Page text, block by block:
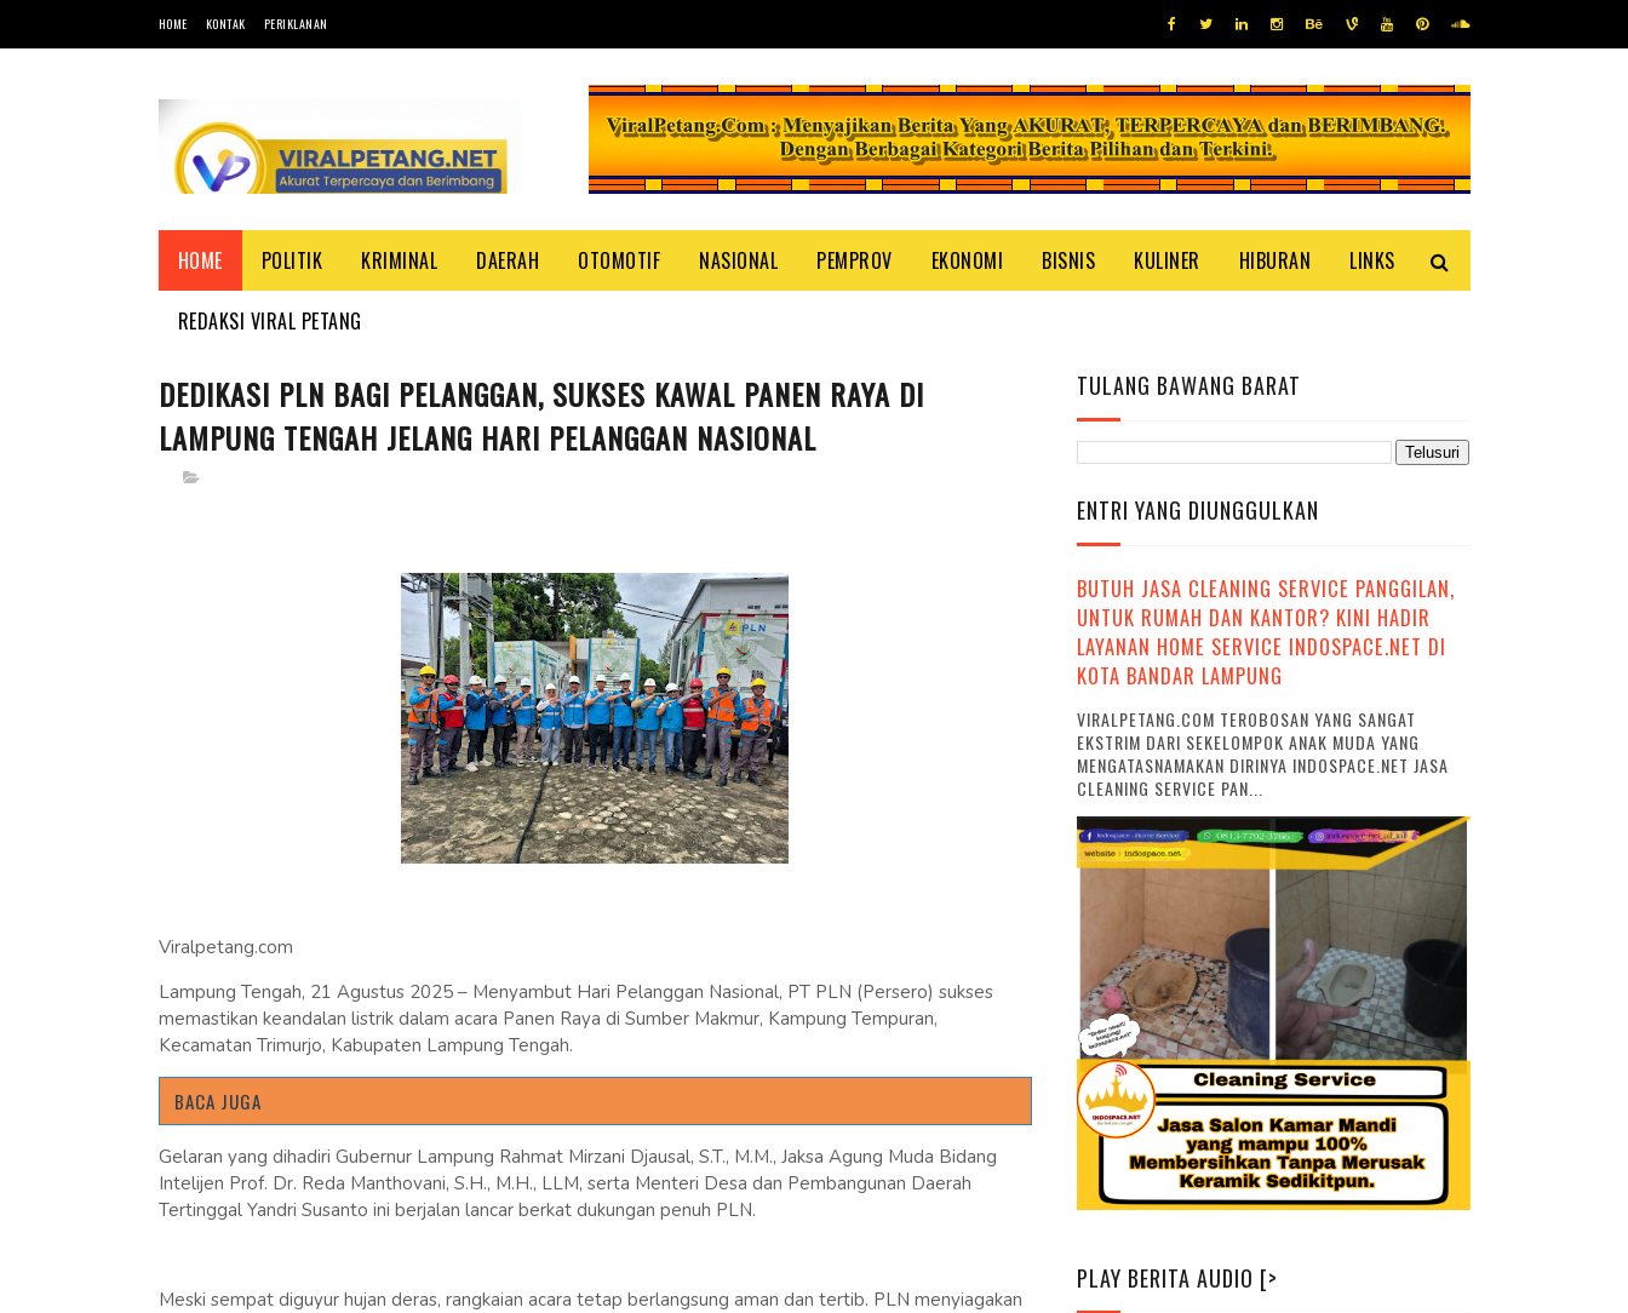
HOME KONTAK PERIKLANAN
HOME POLITIK KRIMINAL DAERAH OTOMOTIF NASIONAL PEMPROV EKONOMI BISNIS KULINER HIBURAN LINKS
REDAKSI VIRAL PETANG
DEDIKASI PLN BAGI PELANGGAN, SUKSES KAWAL PANEN RAYA DI
LAMPUNG TENGAH JELANG HARI PELANGGAN NASIONAL
Viralpetang.com
Lampung Tengah, 21 Agustus 2025 – Menyambut Hari Pelanggan Nasional, PT PLN (Persero) sukses
memastikan keandalan listrik dalam acara Panen Raya di Sumber Makmur, Kampung Tempuran,
Kecamatan Trimurjo, Kabupaten Lampung Tengah.
BACA JUGA
Gelaran yang dihadiri Gubernur Lampung Rahmat Mirzani Djausal, S.T., M.M., Jaksa Agung Muda Bidang
Intelijen Prof. Dr. Reda Manthovani, S.H., M.H., LLM, serta Menteri Desa dan Pembangunan Daerah
Tertinggal Yandri Susanto ini berjalan lancar berkat dukungan penuh PLN.
Meski sempat diguyur hujan deras, rangkaian acara tetap berlangsung aman dan tertib. PLN menyiagakan
TULANG BAWANG BARAT
ENTRI YANG DIUNGGULKAN
BUTUH JASA CLEANING SERVICE PANGGILAN,
UNTUK RUMAH DAN KANTOR? KINI HADIR
LAYANAN HOME SERVICE INDOSPACE.NET DI
KOTA BANDAR LAMPUNG
VIRALPETANG.COM TEROBOSAN YANG SANGAT
EKSTRIM DARI SEKELOMPOK ANAK MUDA YANG
MENGATASNAMAKAN DIRINYA INDOSPACE.NET JASA
CLEANING SERVICE PAN...
PLAY BERITA AUDIO [>